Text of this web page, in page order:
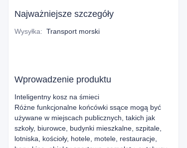
Najważniejsze szczegóły
Wysyłka: Transport morski
Wprowadzenie produktu
Inteligentny kosz na śmieci
Różne funkcjonalne końcówki ssące mogą być
używane w miejscach publicznych, takich jak
szkoły, biurowce, budynki mieszkalne, szpitale,
lotniska, kościoły, hotele, motele, restauracje,